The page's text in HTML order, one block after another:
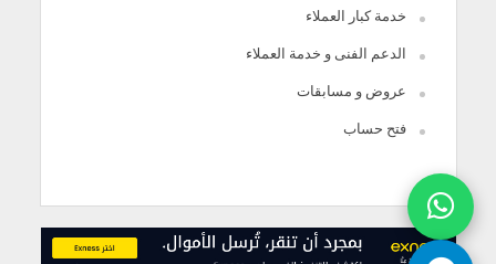
خدمة كبار العملاء
الدعم الفنى و خدمة العملاء
عروض و مسابقات
فتح حساب